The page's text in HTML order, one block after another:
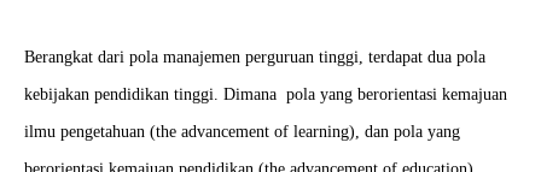
Berangkat dari pola manajemen perguruan tinggi, terdapat dua pola
kebijakan pendidikan tinggi. Dimana pola yang berorientasi kemajuan
ilmu pengetahuan (the advancement of learning), dan pola yang